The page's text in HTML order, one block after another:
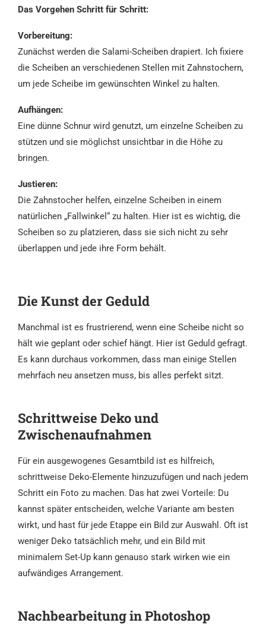
Das Vorgehen Schritt für Schritt:
Vorbereitung:
Zunächst werden die Salami-Scheiben drapiert. Ich fixiere
die Scheiben an verschiedenen Stellen mit Zahnstochern,
um jede Scheibe im gewünschten Winkel zu halten.
Aufhängen:
Eine dünne Schnur wird genutzt, um einzelne Scheiben zu
stützen und sie möglichst unsichtbar in die Höhe zu
bringen.
Justieren:
Die Zahnstocher helfen, einzelne Scheiben in einem
natürlichen „Fallwinkel“ zu halten. Hier ist es wichtig, die
Scheiben so zu platzieren, dass sie sich nicht zu sehr
überlappen und jede ihre Form behält.
Die Kunst der Geduld
Manchmal ist es frustrierend, wenn eine Scheibe nicht so
hält wie geplant oder schief hängt. Hier ist Geduld gefragt.
Es kann durchaus vorkommen, dass man einige Stellen
mehrfach neu ansetzen muss, bis alles perfekt sitzt.
Schrittweise Deko und
Zwischenaufnahmen
Für ein ausgewogenes Gesamtbild ist es hilfreich,
schrittweise Deko-Elemente hinzuzufügen und nach jedem
Schritt ein Foto zu machen. Das hat zwei Vorteile: Du
kannst später entscheiden, welche Variante am besten
wirkt, und hast für jede Etappe ein Bild zur Auswahl. Oft ist
weniger Deko tatsächlich mehr, und ein Bild mit
minimalem Set-Up kann genauso stark wirken wie ein
aufwändiges Arrangement.
Nachbearbeitung in Photoshop